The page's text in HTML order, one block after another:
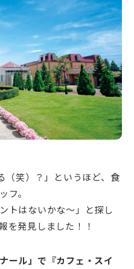
（笑）？」というほど、食
フ。
トはないかな～」と探し
を発見しました！！
ール」で『カフェ・スイ